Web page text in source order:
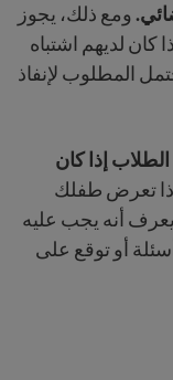
ومع ذلك، يجوز
كان لديهم اشتباه
المطلوب لإنفاذ
إذا كان
تعرض طفلك
يعرف أنه يجب عليه
أو توقع على